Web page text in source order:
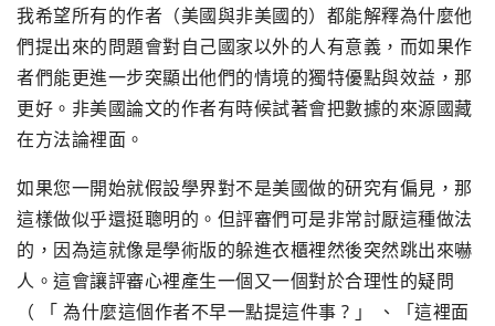
我希望所有的作者（美國與非美國的）都能解釋為什麼他
們提出來的問題會對自己國家以外的人有意義，而如果作
者們能更進一步突顯出他們的情境的獨特優點與效益，那
更好。非美國論文的作者有時候試著會把數據的來源國藏
在方法論裡面。
如果您一開始就假設學界對不是美國做的研究有偏見，那
這樣做似乎還挺聰明的。但評審們可是非常討厭這種做法
的，因為這就像是學術版的躲進衣櫃裡然後突然跳出來嚇
人。這會讓評審心裡產生一個又一個對於合理性的疑問
（ 「 為什麼這個作者不早一點提這件事 ? 」 、「這裡面